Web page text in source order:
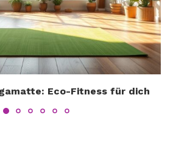
es sich immer eine
Trinkverschluss dabei zu
Accessoires wird
Erlebnis unvergesslich
Eco-Fitness für dich